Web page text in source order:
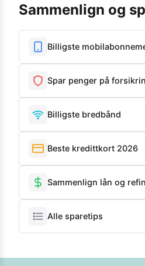
Sammenlign og
Billigste
Spar penger på
Billigste bredbånd
Beste kredittkort 2026
Sammenlign lån og
Alle sparetips